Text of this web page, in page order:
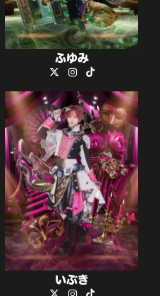
ふゆみ
いぶき